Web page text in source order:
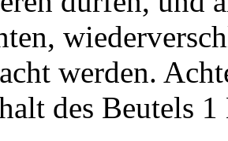
werden.
des Beutels